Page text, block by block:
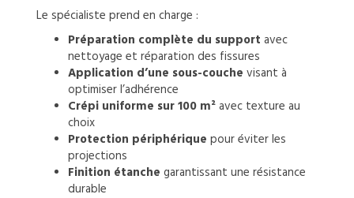
Le spécialiste prend en charge :
Préparation complète du support avec
nettoyage et réparation des fissures
Application d’une sous-couche visant à
optimiser l’adhérence
Crépi uniforme sur 100 m²avec texture au
choix
Protection périphérique pour éviter les
projections
Finition étanche garantissant une résistance
durable